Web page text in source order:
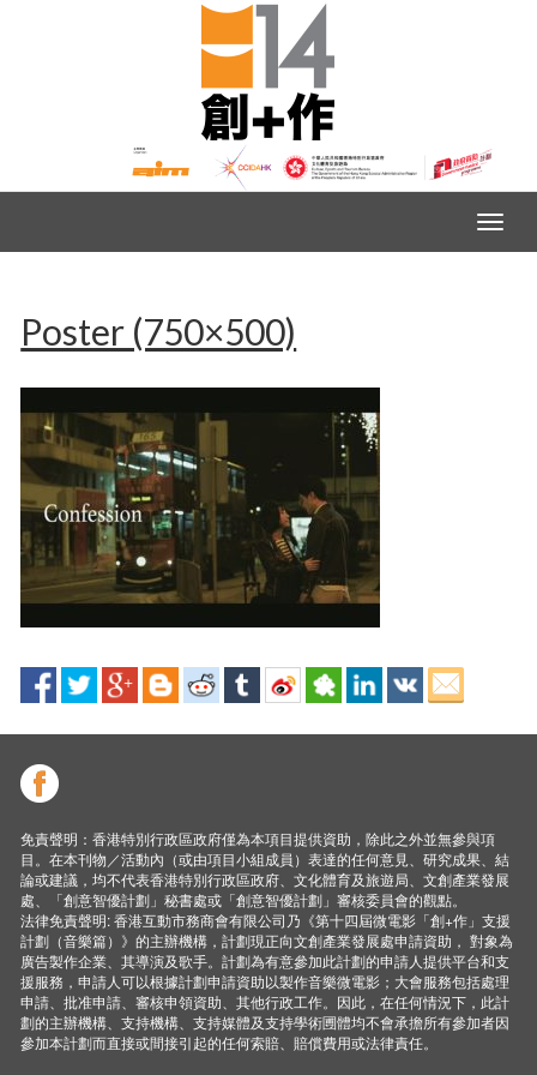
Poster (750×500)
免責聲明：香港特別行政區政府僅為本項目提供資助，除此之外並無參與項
目。在本刊物／活動內（或由項目小組成員）表達的任何意見、研究成果、結
論或建議，均不代表香港特別行政區政府、文化體育及旅遊局、文創產業發展
處、「創意智優計劃」秘書處或「創意智優計劃」審核委員會的觀點。
法律免責聲明: 香港互動市務商會有限公司乃《第十四屆微電影「創+作」支援
計劃（音樂篇）》的主辦機構，計劃現正向文創產業發展處申請資助， 對象為
廣告製作企業、其導演及歌手。計劃為有意參加此計劃的申請人提供平台和支
援服務，申請人可以根據計劃申請資助以製作音樂微電影；大會服務包括處理
申請、批准申請、審核申領資助、其他行政工作。因此，在任何情況下，此計
劃的主辦機構、支持機構、支持媒體及支持學術圑體均不會承擔所有參加者因
參加本計劃而直接或間接引起的任何索賠、賠償費用或法律責任。